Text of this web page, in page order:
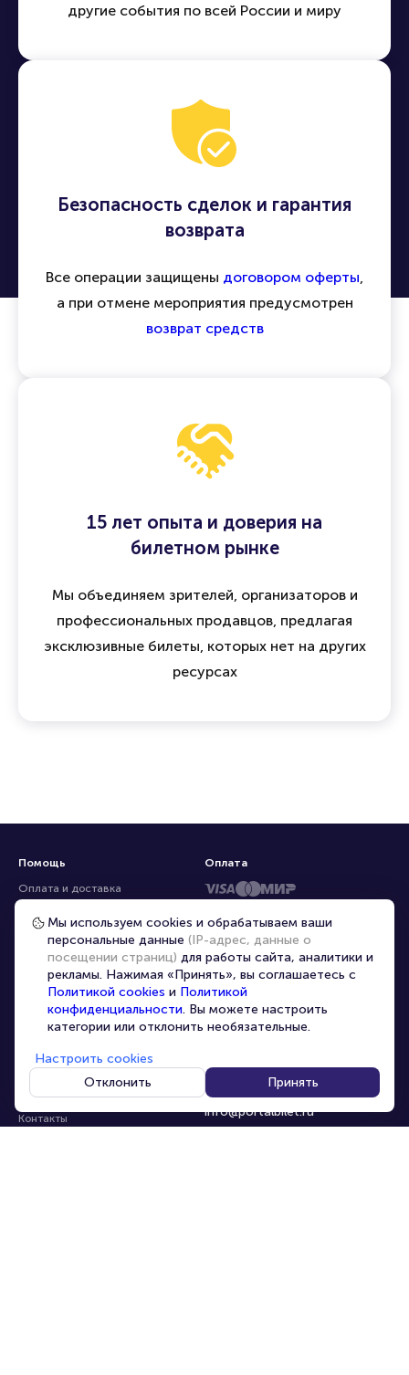
другие события по всей России и миру
Безопасность сделок и гарантия
возврата
Все операции защищены договором оферты,
а при отмене мероприятия предусмотрен
возврат средств
15 лет опыта и доверия на
билетном рынке
Мы объединяем зрителей, организаторов и
профессиональных продавцов, предлагая
эксклюзивные билеты, которых нет на других
ресурсах
Помощь
Оплата и доставка
Частые вопросы
Перепродажа билетов
Организаторам
Корпоративным клиентам
VIP-билеты
Персональные данные
О компании
Контакты
8-800-500-42-62
8-499-226-15-14
info@portalbilet.ru
С 10:00 до 21:00,
Оплата
Мы используем cookies и обрабатываем ваши
персональные данные (IP-адрес, данные о
посещении страниц) для работы сайта, аналитики и
рекламы. Нажимая «Принять», вы соглашаетесь с
Политикой cookies и Политикой
конфиденциальности. Вы можете настроить
категории или отклонить необязательные.
Настроить cookies
Отклонить
Принять